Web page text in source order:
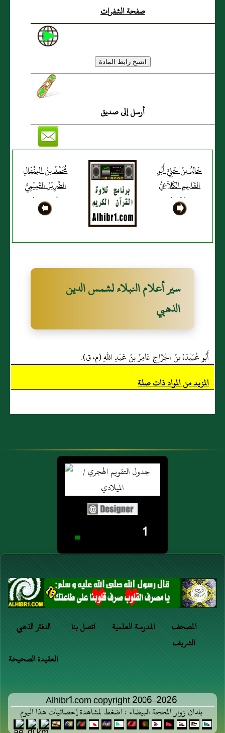
صفحة الشفرات
أرسل إلى صديق
خَالِدُ بنُ خَلِيٍّ أَبُو
القَاسِمِ الكَلاَعِيُّ
الحِمْصِيُّ
مُحَمَّدُ بنُ المِنْهَالِ
الضَّرِيْرُ التَّمِيْمِيُّ
(خ، م، د)
سير أعلام النبلاء لشمس الدين
الذهبي
أَبُو عُبَيْدَةَ بنُ الجَرَّاحِ عَامِرُ بنُ عَبْدِ اللهِ (م، ق).
المزيد من المواد ذات صلة
1
الدفتر الذهبي اتصل بنا المدرسة العلمية
المصحف
الشريف
العقيدة الصحيحة
Alhibr1.com copyright 2006-2026
بلدان زوار المحجة البيضاء : اضغط لمشاهدة إحصائيات هذا اليوم